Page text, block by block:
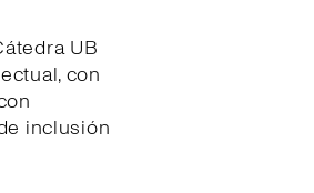
UB
con
inclusión